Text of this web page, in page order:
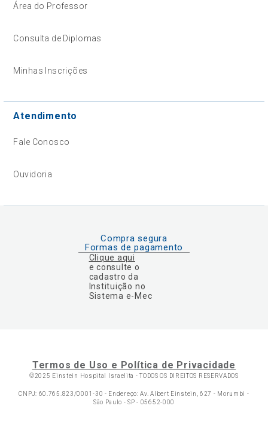
Área do Professor
Consulta de Diplomas
Minhas Inscrições
Atendimento
Fale Conosco
Ouvidoria
Compra segura
Formas de pagamento
Clique aqui
e consulte o
cadastro da
Instituição no
Sistema e-Mec
Termos de Uso e Política de Privacidade
©2025 Einstein Hospital Israelita -TODOS OS DIREITOS RESERVADOS
CNPJ: 60.765.823/0001-30 - Endereço: Av. Albert Einstein, 627 - Morumbi -
São Paulo - SP - 05652-000